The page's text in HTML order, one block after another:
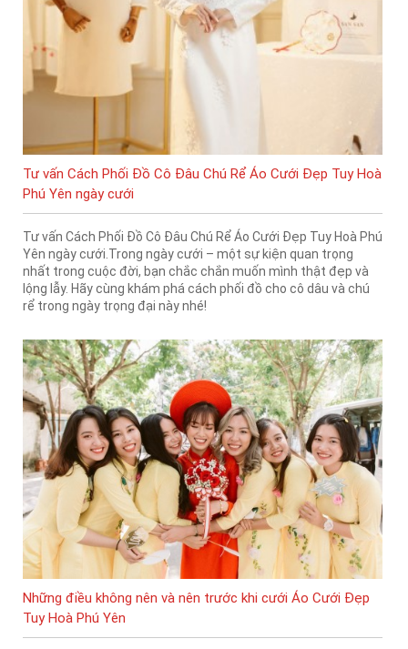
Tư vấn Cách Phối Đồ Cô Đâu Chú Rể Áo Cưới Đẹp Tuy Hoà
Phú Yên ngày cưới
Tư vấn Cách Phối Đồ Cô Đâu Chú Rể Áo Cưới Đẹp Tuy Hoà Phú
Yên ngày cưới.Trong ngày cưới – một sự kiện quan trọng
nhất trong cuộc đời, bạn chắc chắn muốn mình thật đẹp và
lộng lẫy. Hãy cùng khám phá cách phối đồ cho cô dâu và chú
rể trong ngày trọng đại này nhé!
Những điều không nên và nên trước khi cưới Áo Cưới Đẹp
Tuy Hoà Phú Yên